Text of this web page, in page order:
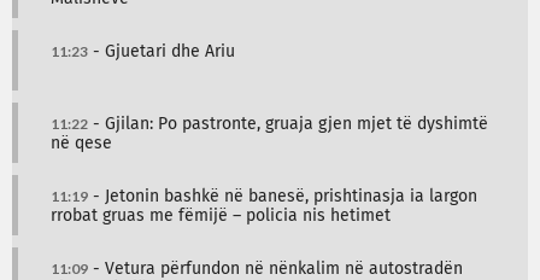
11:23 - Gjuetari dhe Ariu
11:22 - Gjilan: Po pastronte, gruaja gjen mjet të dyshimtë
në qese
11:19 - Jetonin bashkë në banesë, prishtinasja ia largon
rrobat gruas me fëmijë – policia nis hetimet
11:09 - Vetura përfundon në nënkalim në autostradën